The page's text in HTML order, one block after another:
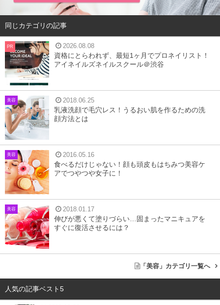
同じカテゴリの記事
PR 2026.08.08
資格にとらわれず、最短1ヶ月でプロネイリスト！
アイネイルズネイルスクール＠渋谷
美容 2018.06.25
乳液洗顔で毛穴レス！うるおい肌を作るための洗
顔方法とは
美容 2016.05.16
食べるだけじゃない！顔も頭皮もはちみつ美容ケ
アでつやつや女子に！
美容 2018.01.17
伸びが悪くて塗りづらい…固まったマニキュアを
すぐに復活させるには？
「美容」カテゴリ一覧へ
人気の記事ベスト5